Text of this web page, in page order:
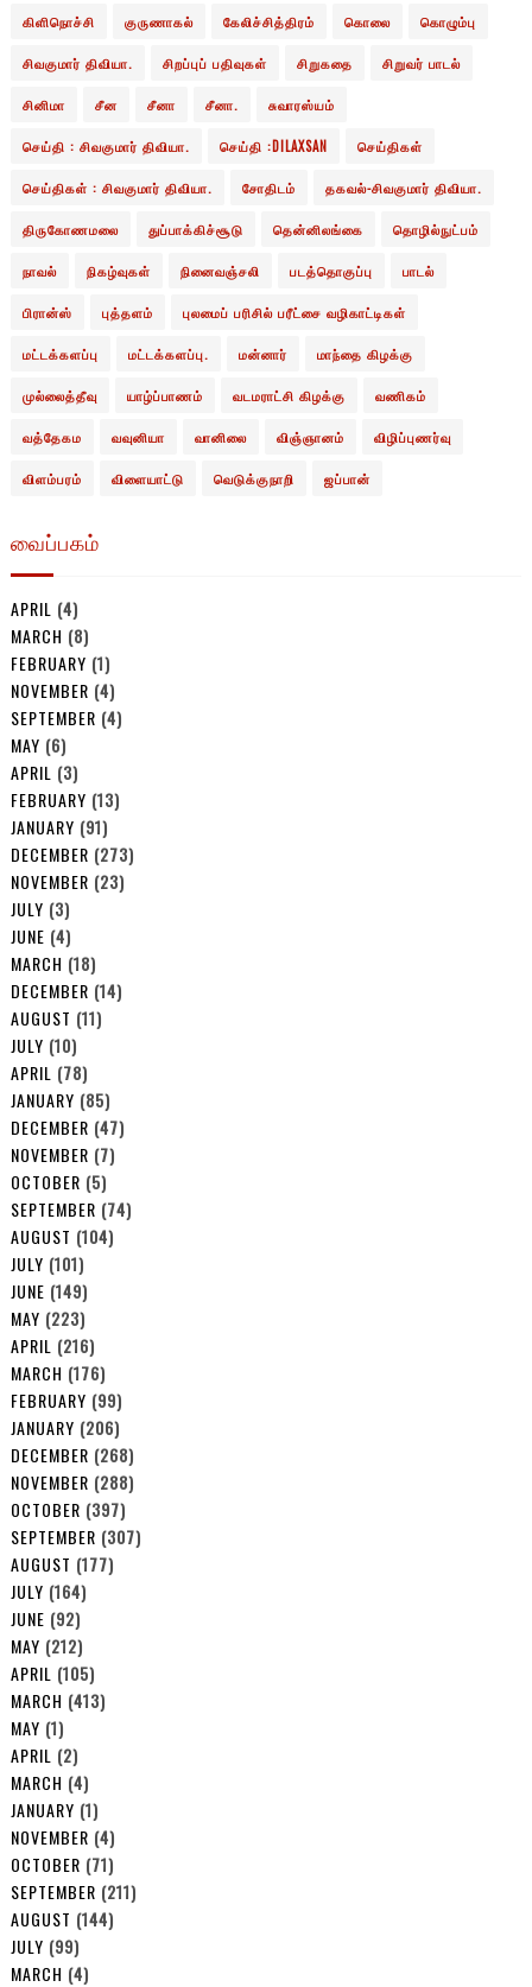
கிளிநொச்சி குருணாகல் கேலிச்சித்திரம் கொலை கொழும்பு
சிவகுமார் திவியா. சிறப்புப் பதிவுகள் சிறுகதை சிறுவர் பாடல்
சினிமா சீன சீனா சீனா. சுவாரஸ்யம்
செய்தி : சிவகுமார் திவியா. செய்தி :DILAXSAN செய்திகள்
செய்திகள் : சிவகுமார் திவியா. சோதிடம் தகவல்-சிவகுமார் திவியா.
திருகோணமலை துப்பாக்கிச்சூடு தென்னிலங்கை தொழில்நுட்பம்
நாவல் நிகழ்வுகள் நினைவஞ்சலி படத்தொகுப்பு பாடல்
பிரான்ஸ் புத்தளம் புலமைப் பரிசில் பரீட்சை வழிகாட்டிகள்
மட்டக்களப்பு மட்டக்களப்பு. மன்னார் மாந்தை கிழக்கு
முல்லைத்தீவு யாழ்ப்பாணம் வடமராட்சி கிழக்கு வணிகம்
வத்தேகம வவுனியா வானிலை விஞ்ஞானம் விழிப்புணர்வு
விளம்பரம் விளையாட்டு வெடுக்குநாறி ஜப்பான்
வைப்பகம்
APRIL (4)
MARCH (8)
FEBRUARY (1)
NOVEMBER (4)
SEPTEMBER (4)
MAY (6)
APRIL (3)
FEBRUARY (13)
JANUARY (91)
DECEMBER (273)
NOVEMBER (23)
JULY (3)
JUNE (4)
MARCH (18)
DECEMBER (14)
AUGUST (11)
JULY (10)
APRIL (78)
JANUARY (85)
DECEMBER (47)
NOVEMBER (7)
OCTOBER (5)
SEPTEMBER (74)
AUGUST (104)
JULY (101)
JUNE (149)
MAY (223)
APRIL (216)
MARCH (176)
FEBRUARY (99)
JANUARY (206)
DECEMBER (268)
NOVEMBER (288)
OCTOBER (397)
SEPTEMBER (307)
AUGUST (177)
JULY (164)
JUNE (92)
MAY (212)
APRIL (105)
MARCH (413)
MAY (1)
APRIL (2)
MARCH (4)
JANUARY (1)
NOVEMBER (4)
OCTOBER (71)
SEPTEMBER (211)
AUGUST (144)
JULY (99)
MARCH (4)